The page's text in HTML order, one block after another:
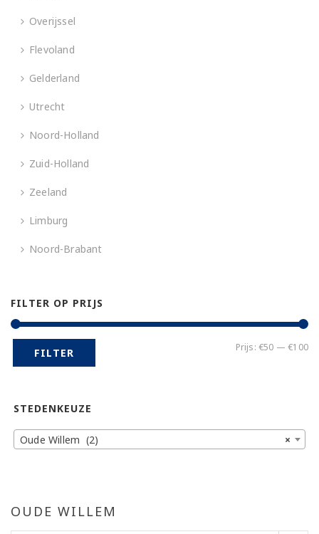
OUDE WILLEM
Overijssel
Flevoland
Gelderland
Utrecht
Noord-Holland
Zuid-Holland
Zeeland
Limburg
Noord-Brabant
FILTER OP PRIJS
FILTER Prijs: €50 —€100
STEDENKEUZE
×
Oude Willem (2)